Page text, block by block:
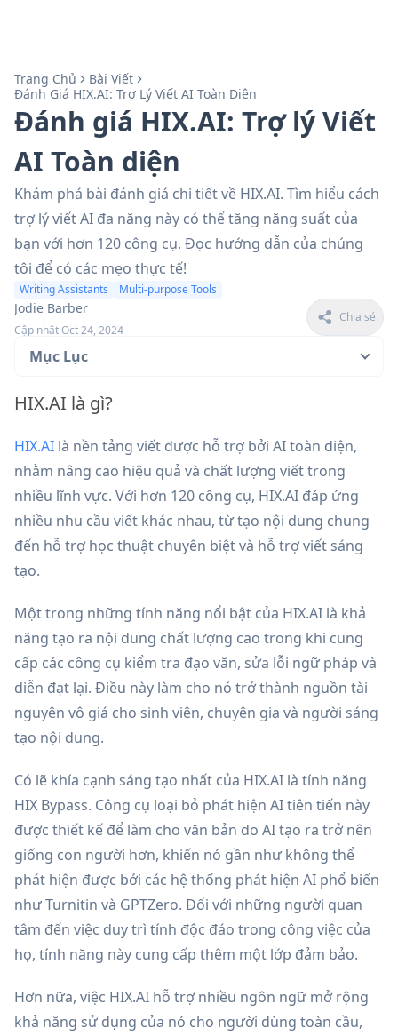
Trang Chủ
Bài Viết
Đánh Giá HIX.AI: Trợ Lý Viết AI Toàn Diện
Đánh giá HIX.AI: Trợ lý Viết
AI Toàn diện
Khám phá bài đánh giá chi tiết về HIX.AI. Tìm hiểu cách
trợ lý viết AI đa năng này có thể tăng năng suất của
bạn với hơn 120 công cụ. Đọc hướng dẫn của chúng
tôi để có các mẹo thực tế!
Writing Assistants Multi-purpose Tools
Jodie Barber
Cập nhật Oct 24, 2024
Chia sẻ
Mục Lục
HIX.AI là gì?
HIX.AI là nền tảng viết được hỗ trợ bởi AI toàn diện,
nhằm nâng cao hiệu quả và chất lượng viết trong
nhiều lĩnh vực. Với hơn 120 công cụ, HIX.AI đáp ứng
nhiều nhu cầu viết khác nhau, từ tạo nội dung chung
đến hỗ trợ học thuật chuyên biệt và hỗ trợ viết sáng
tạo.
Một trong những tính năng nổi bật của HIX.AI là khả
năng tạo ra nội dung chất lượng cao trong khi cung
cấp các công cụ kiểm tra đạo văn, sửa lỗi ngữ pháp và
diễn đạt lại. Điều này làm cho nó trở thành nguồn tài
nguyên vô giá cho sinh viên, chuyên gia và người sáng
tạo nội dung.
Có lẽ khía cạnh sáng tạo nhất của HIX.AI là tính năng
HIX Bypass. Công cụ loại bỏ phát hiện AI tiên tiến này
được thiết kế để làm cho văn bản do AI tạo ra trở nên
giống con người hơn, khiến nó gần như không thể
phát hiện được bởi các hệ thống phát hiện AI phổ biến
như Turnitin và GPTZero. Đối với những người quan
tâm đến việc duy trì tính độc đáo trong công việc của
họ, tính năng này cung cấp thêm một lớp đảm bảo.
Hơn nữa, việc HIX.AI hỗ trợ nhiều ngôn ngữ mở rộng
khả năng sử dụng của nó cho người dùng toàn cầu,